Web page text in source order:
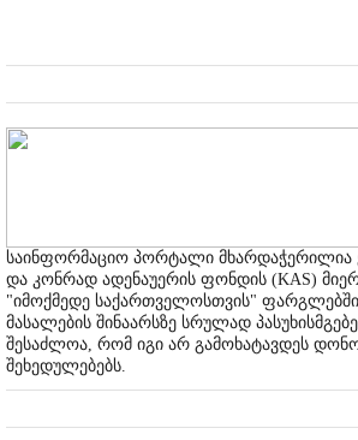
საინფორმაციო პორტალი მხარდაჭერილია
და კონრად ადენაუერის ფონდის (KAS)
"იმოქმედე საქართველოსთვის"
მასალების შინაარსზე სრულად
შესაძლოა, რომ იგი არ გამოხატავდეს
შეხედულებებს.